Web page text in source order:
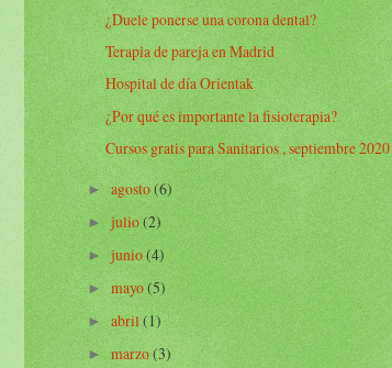
¿Duele ponerse una corona dental?
Terapia de pareja en Madrid
Hospital de día Orientak
¿Por qué es importante la fisioterapia?
Cursos gratis para Sanitarios , septiembre 2020
►agosto(6)
►julio(2)
►junio(4)
►mayo(5)
►abril(1)
►marzo(3)